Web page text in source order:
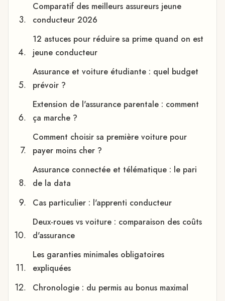
Comparatif des meilleurs assureurs jeune
conducteur 2026
12 astuces pour réduire sa prime quand on est
jeune conducteur
Assurance et voiture étudiante : quel budget
prévoir ?
Extension de l'assurance parentale : comment
ça marche ?
Comment choisir sa première voiture pour
payer moins cher ?
Assurance connectée et télématique : le pari
de la data
Cas particulier : l'apprenti conducteur
Deux-roues vs voiture : comparaison des coûts
d'assurance
Les garanties minimales obligatoires
expliquées
Chronologie : du permis au bonus maximal